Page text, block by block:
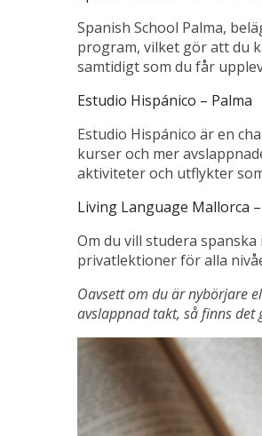
Spanish School Palma,
program, vilket gör att du
samtidigt som du får
Estudio Hispánico – Palma
Estudio Hispánico är en
kurser och mer
aktiviteter och utflykter
Living Language Mallorca
Om du vill studera
privatlektioner för alla
Oavsett om du är nybörjare
avslappnad takt, så finns